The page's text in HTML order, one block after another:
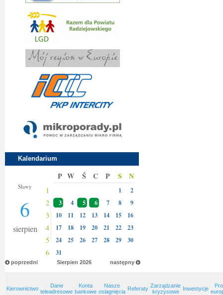
Kalendarium
Sławy
6
sierpien
P W Ś C P S N
1 1 2
2 3 4 5 6 7 8 9
3 10 11 12 13 14 15 16
4 17 18 19 20 21 22 23
5 24 25 26 27 28 29 30
6 31
poprzedni następny
Sierpien 2026
Kierownictwo
Dane
teleadresowe
Konta
bankowe
Nasze
osiagnięcia Referaty Zarządzanie
kryzysowe
Inwestycje